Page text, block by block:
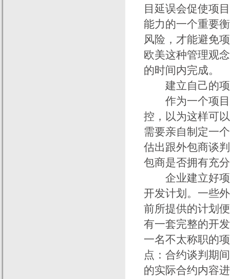
目延误会促使项
能力的一个重要
风险，才能避免
欧美这种管理观
的时间内完成。
建立自己的项
作为一个项目
控，以为这样可
需要亲自制定一
估出跟外包商谈
包商是否拥有充
企业建立好项
开发计划。一些
前所提供的计划
有一套完整的开
一名不太称职的
点：合约谈判期
的实际合约内容